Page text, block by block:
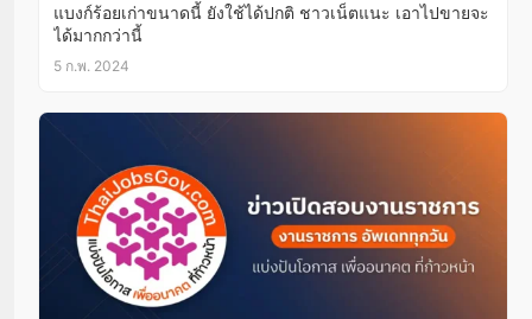
แบงก์ร้อยเก่าขนาดนี้ ยังใช้ได้ปกติ ชาวเน็ตแนะ เอาไปขายจะ
ได้มากกว่านี้
5 ก.พ. 2024